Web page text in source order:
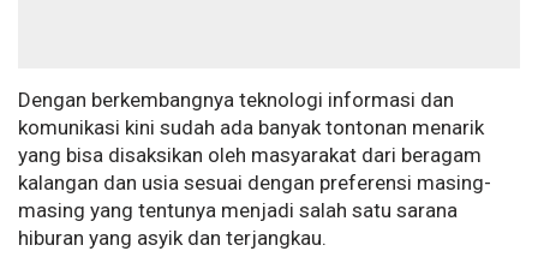
Dengan berkembangnya teknologi informasi dan
komunikasi kini sudah ada banyak tontonan menarik
yang bisa disaksikan oleh masyarakat dari beragam
kalangan dan usia sesuai dengan preferensi masing-
masing yang tentunya menjadi salah satu sarana
hiburan yang asyik dan terjangkau.